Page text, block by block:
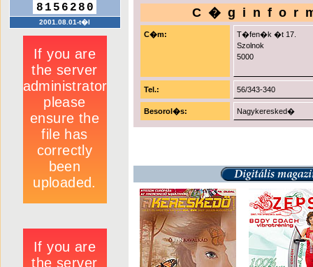
8156280
2001.08.01-t�l
C�m:
T�fen�k �t 17.
Szolnok
5000
Tel.: 56/343-340
Besorol�s: Nagykeresked�